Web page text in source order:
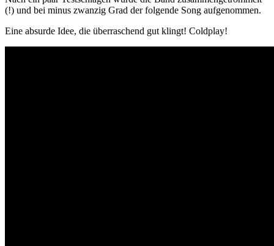
(!) und bei minus zwanzig Grad der folgende Song aufgenommen.
Eine absurde Idee, die überraschend gut klingt! Coldplay!